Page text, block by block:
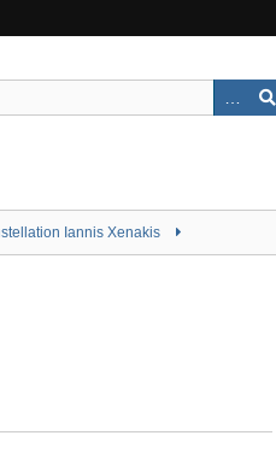
Iannis Xenakis